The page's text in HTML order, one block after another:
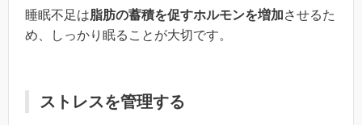
睡眠不足は脂肪の蓄積を促すホルモンを増加させるた
め、しっかり眠ることが大切です。
ストレスを管理する